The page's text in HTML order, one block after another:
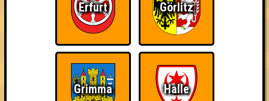
1. die lösung
12
13 40
Erfurt Görlitz
Grimma Halle